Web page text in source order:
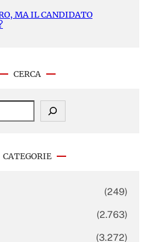
MA IL CANDIDATO
CERCA
CATEGORIE
(249)
(2.763)
(3.272)